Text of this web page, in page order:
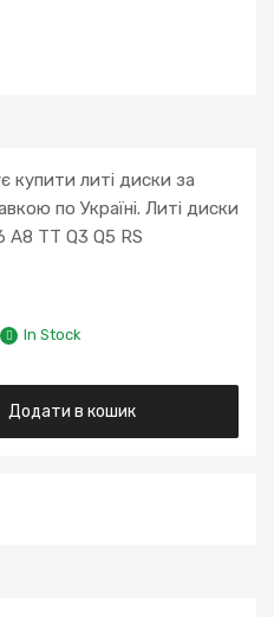
купити литі диски за
по Україні. Литі диски
A8 TT Q3 Q5 RS
In Stock
Додати в кошик